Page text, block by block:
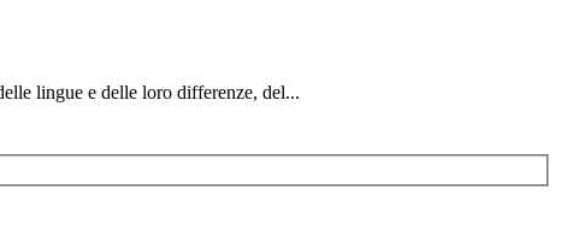
lingue e delle loro differenze, del...